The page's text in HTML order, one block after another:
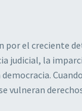
por el creciente
judicial, la
vulneran